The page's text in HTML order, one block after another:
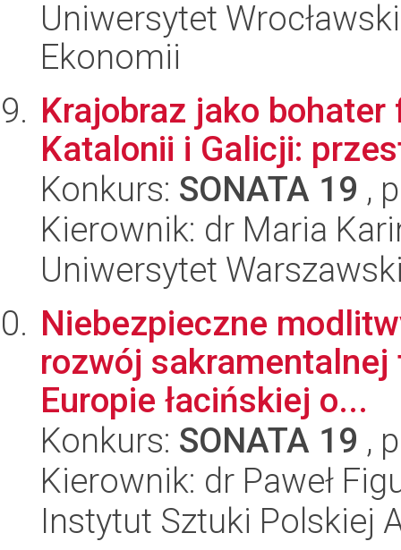
Uniwersytet
Ekonomii
Krajobraz jako
Katalonii i Galicji:
Konkurs: SONATA 19 ,
Kierownik: dr Maria
Uniwersytet
Niebezpieczne
rozwój
Europie łacińskiej o...
Konkurs: SONATA 19 ,
Kierownik: dr Paweł
Instytut Sztuki Polskiej